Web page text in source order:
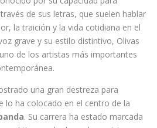
de sus letras, que suelen hablar
la traición y la vida cotidiana en el
grave y su estilo distintivo, Olivas
de los artistas más importantes
una gran destreza para
lo ha colocado en el centro de la
. Su carrera ha estado marcada